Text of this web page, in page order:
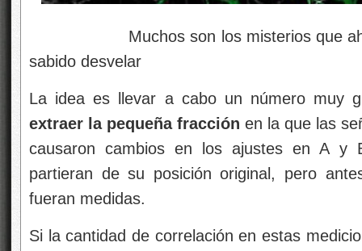
Muchos son los misterios que ahí
sabido desvelar
La idea es llevar a cabo un número muy
extraer la pequeña fracción en la que las
causaron cambios en los ajustes en A y
partieran de su posición original, pero
fueran medidas.
Si la cantidad de correlación en estas